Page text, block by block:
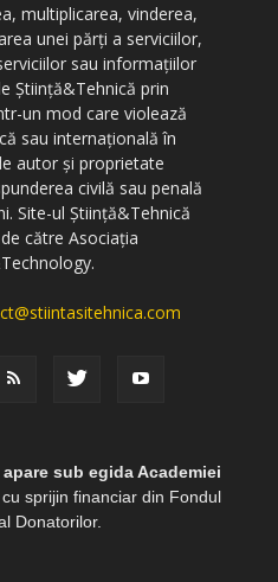
multiplicarea, vinderea,
unei părți a serviciilor,
sau informațiilor
Știință&Tehnică prin
un mod care violează
sau internațională în
autor și proprietate
civilă sau penală
Site-ul Știință&Tehnică
către Asociația
sub egida Academiei
sprijin financiar din Fondul
Donatorilor.